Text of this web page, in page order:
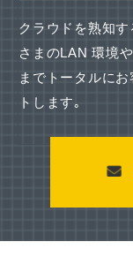
クラウドを熟知
さまのLAN 環境
までトータルに
トします｡